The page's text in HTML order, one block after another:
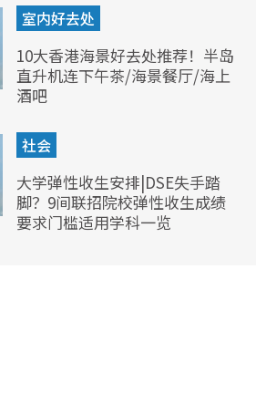
室内好去处
10大香港海景好去处推荐！半岛
直升机连下午茶/海景餐厅/海上
酒吧
社会
大学弹性收生安排|DSE失手踏
脚？9间联招院校弹性收生成绩
要求门槛适用学科一览